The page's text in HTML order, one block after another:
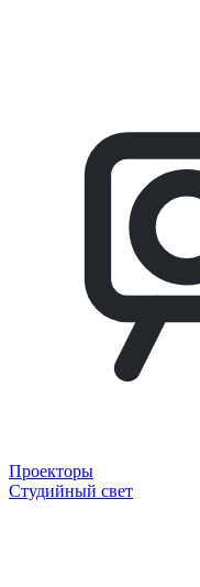
Проекторы
Студийный свет